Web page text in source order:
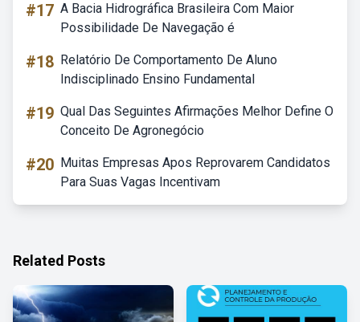
#17 A Bacia Hidrográfica Brasileira Com Maior
Possibilidade De Navegação é
#18 Relatório De Comportamento De Aluno
Indisciplinado Ensino Fundamental
#19 Qual Das Seguintes Afirmações Melhor Define O
Conceito De Agronegócio
#20 Muitas Empresas Apos Reprovarem Candidatos
Para Suas Vagas Incentivam
Related Posts